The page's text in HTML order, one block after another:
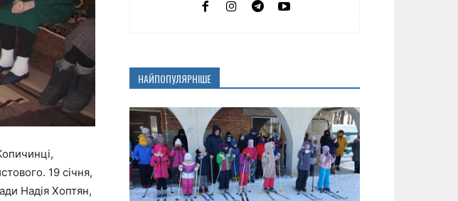
19 січня,
Надія Хоптян,
НАЙПОПУЛЯРНІШЕ